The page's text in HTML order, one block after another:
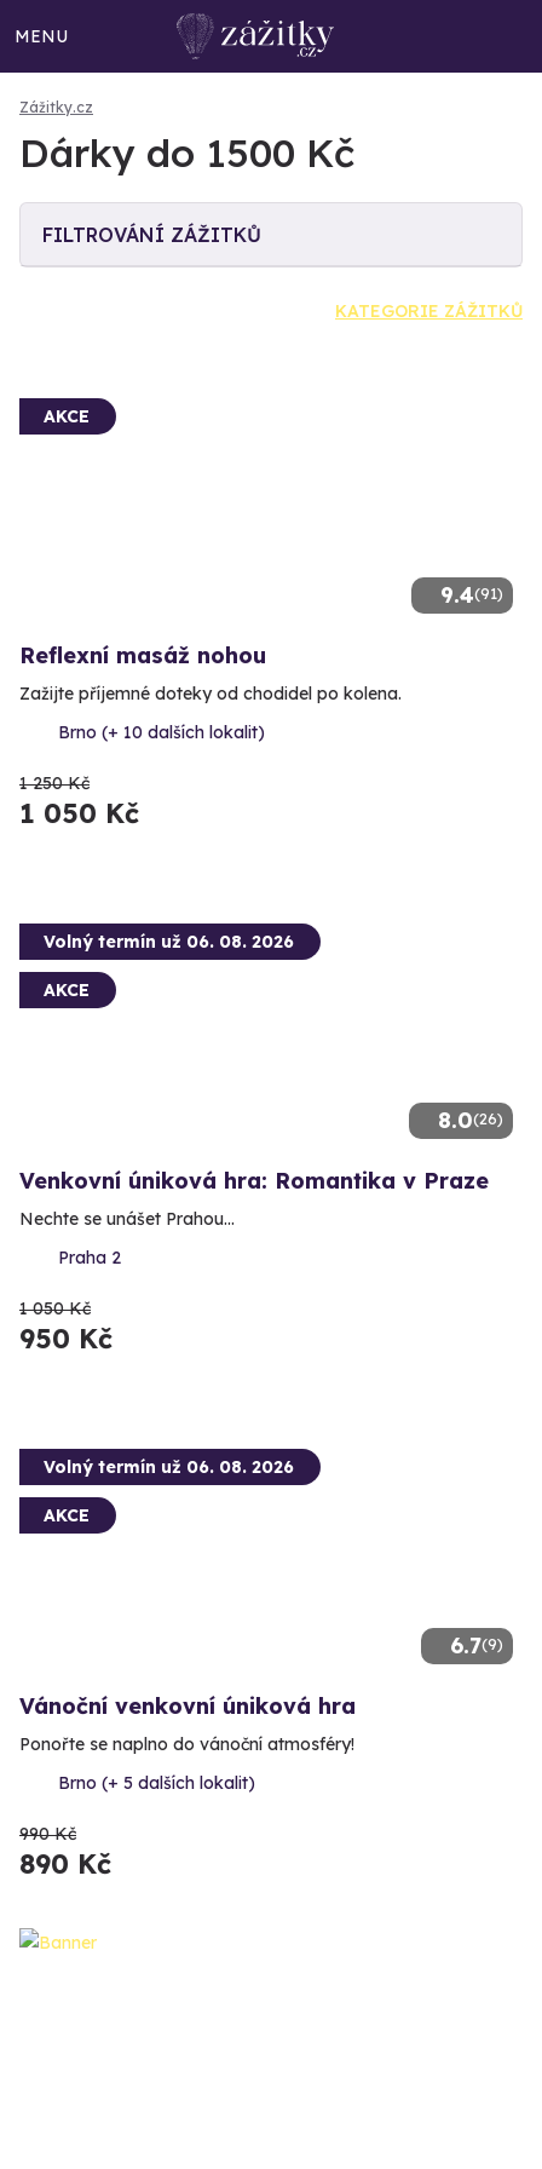
MENU
Zážitky.cz
Dárky do 1500 Kč
FILTROVÁNÍ ZÁŽITKŮ
KATEGORIE ZÁŽITKŮ
9.4(91)
AKCE
Reflexní masáž nohou
Zažijte příjemné doteky od chodidel po kolena.
Brno (+ 10 dalších lokalit)
1 250 Kč
1 050 Kč
8.0(26)
Volný termín už 06. 08. 2026
AKCE
Venkovní úniková hra: Romantika v Praze
Nechte se unášet Prahou...
Praha 2
1 050 Kč
950 Kč
6.7(9)
Volný termín už 06. 08. 2026
AKCE
Vánoční venkovní úniková hra
Ponořte se naplno do vánoční atmosféry!
Brno (+ 5 dalších lokalit)
990 Kč
890 Kč